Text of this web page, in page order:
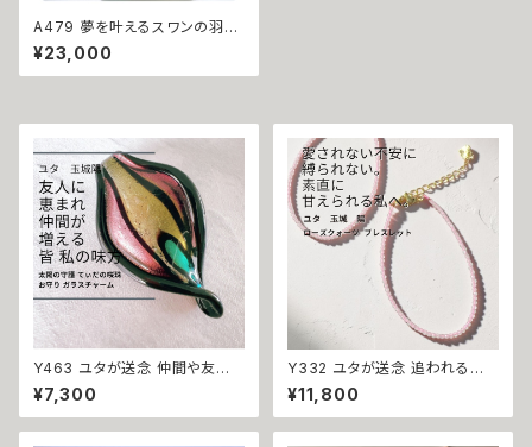
A479 夢を叶えるスワンの羽ば
たき 努力が苦ではなくなる スワ
ンの魔法 ミュージックボール ロ
ングネックレス 運気を手にする
夢 実現 努力 魔術師 強力 願望
成就 ヒーリング 浄化 魔術 アク
セサリー 白魔術 人気 パワース
トーン おまじない
¥23,000
Y463 ユタが送念 仲間や友人
に恵まれる 人の輪が広がる 太
陽の守護 てぃだの咲珠 お守り
ガラスチャーム 対人運 人望 仲
¥7,300
Y332 ユタが送念 追われる恋
へ 愛されない不安から解放され
る ローズクォーツ パワーストー
ン ブレスレット 天然石 御守り
¥11,800